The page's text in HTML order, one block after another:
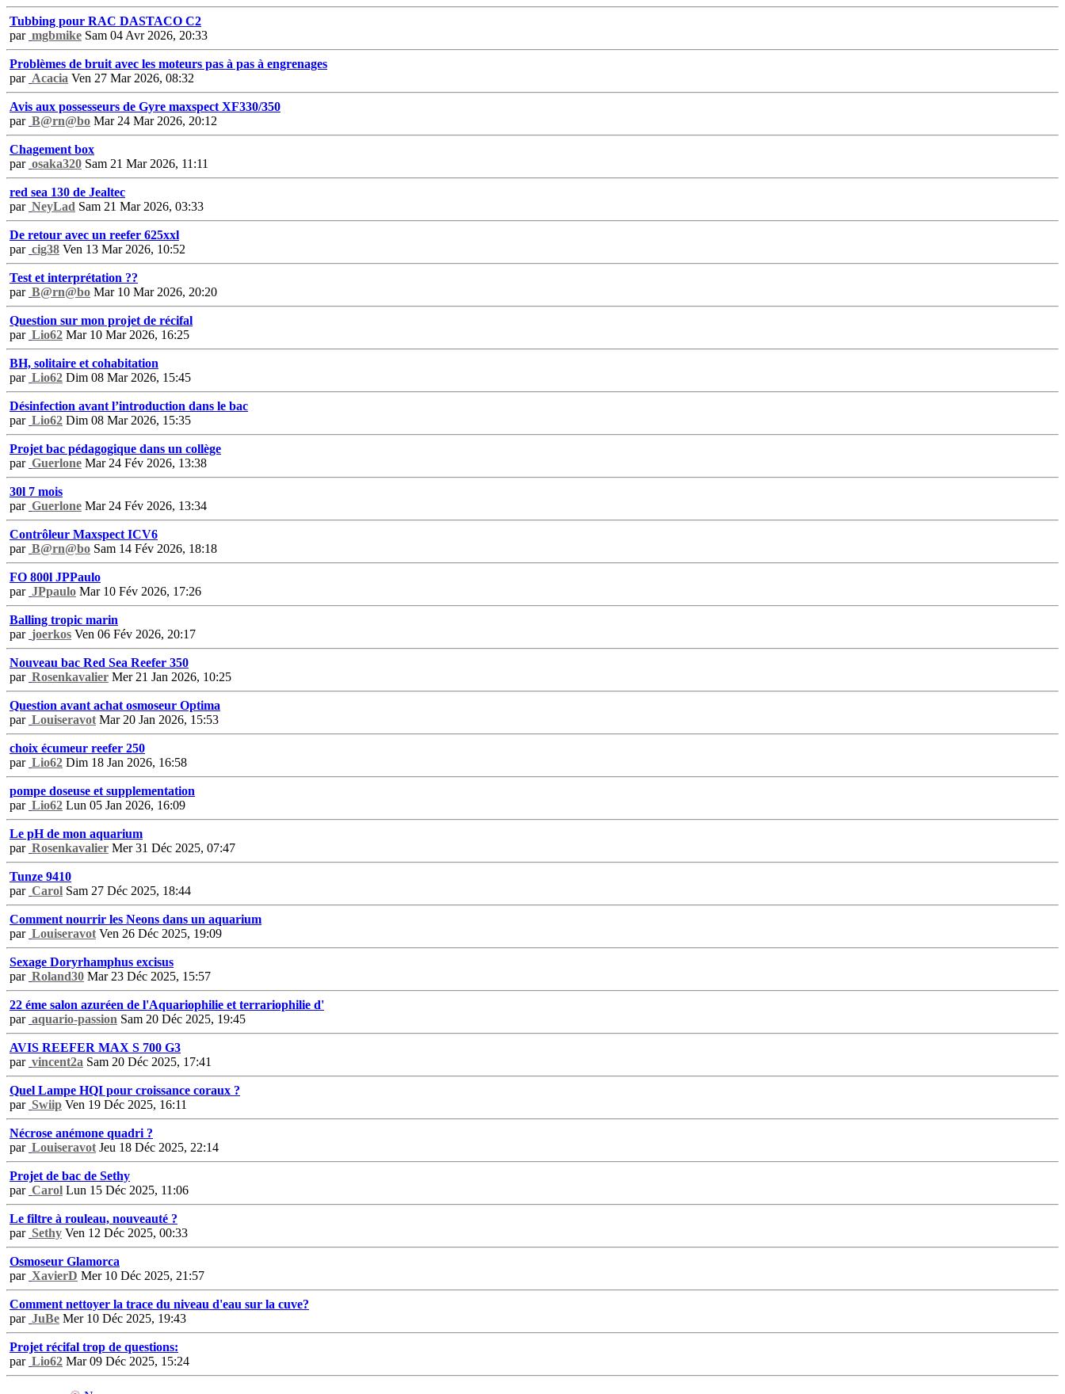
Tubbing pour RAC DASTACO C2
par mgbmike Sam 04 Avr 2026, 20:33
Problèmes de bruit avec les moteurs pas à pas à engrenages
par Acacia Ven 27 Mar 2026, 08:32
Avis aux possesseurs de Gyre maxspect XF330/350
par B@rn@bo Mar 24 Mar 2026, 20:12
Chagement box
par osaka320 Sam 21 Mar 2026, 11:11
red sea 130 de Jealtec
par NeyLad Sam 21 Mar 2026, 03:33
De retour avec un reefer 625xxl
par cig38 Ven 13 Mar 2026, 10:52
Test et interprétation ??
par B@rn@bo Mar 10 Mar 2026, 20:20
Question sur mon projet de récifal
par Lio62 Mar 10 Mar 2026, 16:25
BH, solitaire et cohabitation
par Lio62 Dim 08 Mar 2026, 15:45
Désinfection avant l’introduction dans le bac
par Lio62 Dim 08 Mar 2026, 15:35
Projet bac pédagogique dans un collège
par Guerlone Mar 24 Fév 2026, 13:38
30l 7 mois
par Guerlone Mar 24 Fév 2026, 13:34
Contrôleur Maxspect ICV6
par B@rn@bo Sam 14 Fév 2026, 18:18
FO 800l JPPaulo
par JPpaulo Mar 10 Fév 2026, 17:26
Balling tropic marin
par joerkos Ven 06 Fév 2026, 20:17
Nouveau bac Red Sea Reefer 350
par Rosenkavalier Mer 21 Jan 2026, 10:25
Question avant achat osmoseur Optima
par Louiseravot Mar 20 Jan 2026, 15:53
choix écumeur reefer 250
par Lio62 Dim 18 Jan 2026, 16:58
pompe doseuse et supplementation
par Lio62 Lun 05 Jan 2026, 16:09
Le pH de mon aquarium
par Rosenkavalier Mer 31 Déc 2025, 07:47
Tunze 9410
par Carol Sam 27 Déc 2025, 18:44
Comment nourrir les Neons dans un aquarium
par Louiseravot Ven 26 Déc 2025, 19:09
Sexage Doryrhamphus excisus
par Roland30 Mar 23 Déc 2025, 15:57
22 éme salon azuréen de l'Aquariophilie et terrariophilie d'
par aquario-passion Sam 20 Déc 2025, 19:45
AVIS REEFER MAX S 700 G3
par vincent2a Sam 20 Déc 2025, 17:41
Quel Lampe HQI pour croissance coraux ?
par Swiip Ven 19 Déc 2025, 16:11
Nécrose anémone quadri ?
par Louiseravot Jeu 18 Déc 2025, 22:14
Projet de bac de Sethy
par Carol Lun 15 Déc 2025, 11:06
Le filtre à rouleau, nouveauté ?
par Sethy Ven 12 Déc 2025, 00:33
Osmoseur Glamorca
par XavierD Mer 10 Déc 2025, 21:57
Comment nettoyer la trace du niveau d'eau sur la cuve?
par JuBe Mer 10 Déc 2025, 19:43
Projet récifal trop de questions:
par Lio62 Mar 09 Déc 2025, 15:24